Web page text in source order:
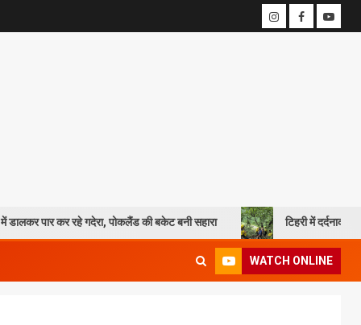
गदेरा, पोकलैंड की बकेट बनी सहारा टिहरी में दर्दनाक हादसा: 250 मीटर
WATCH ONLINE